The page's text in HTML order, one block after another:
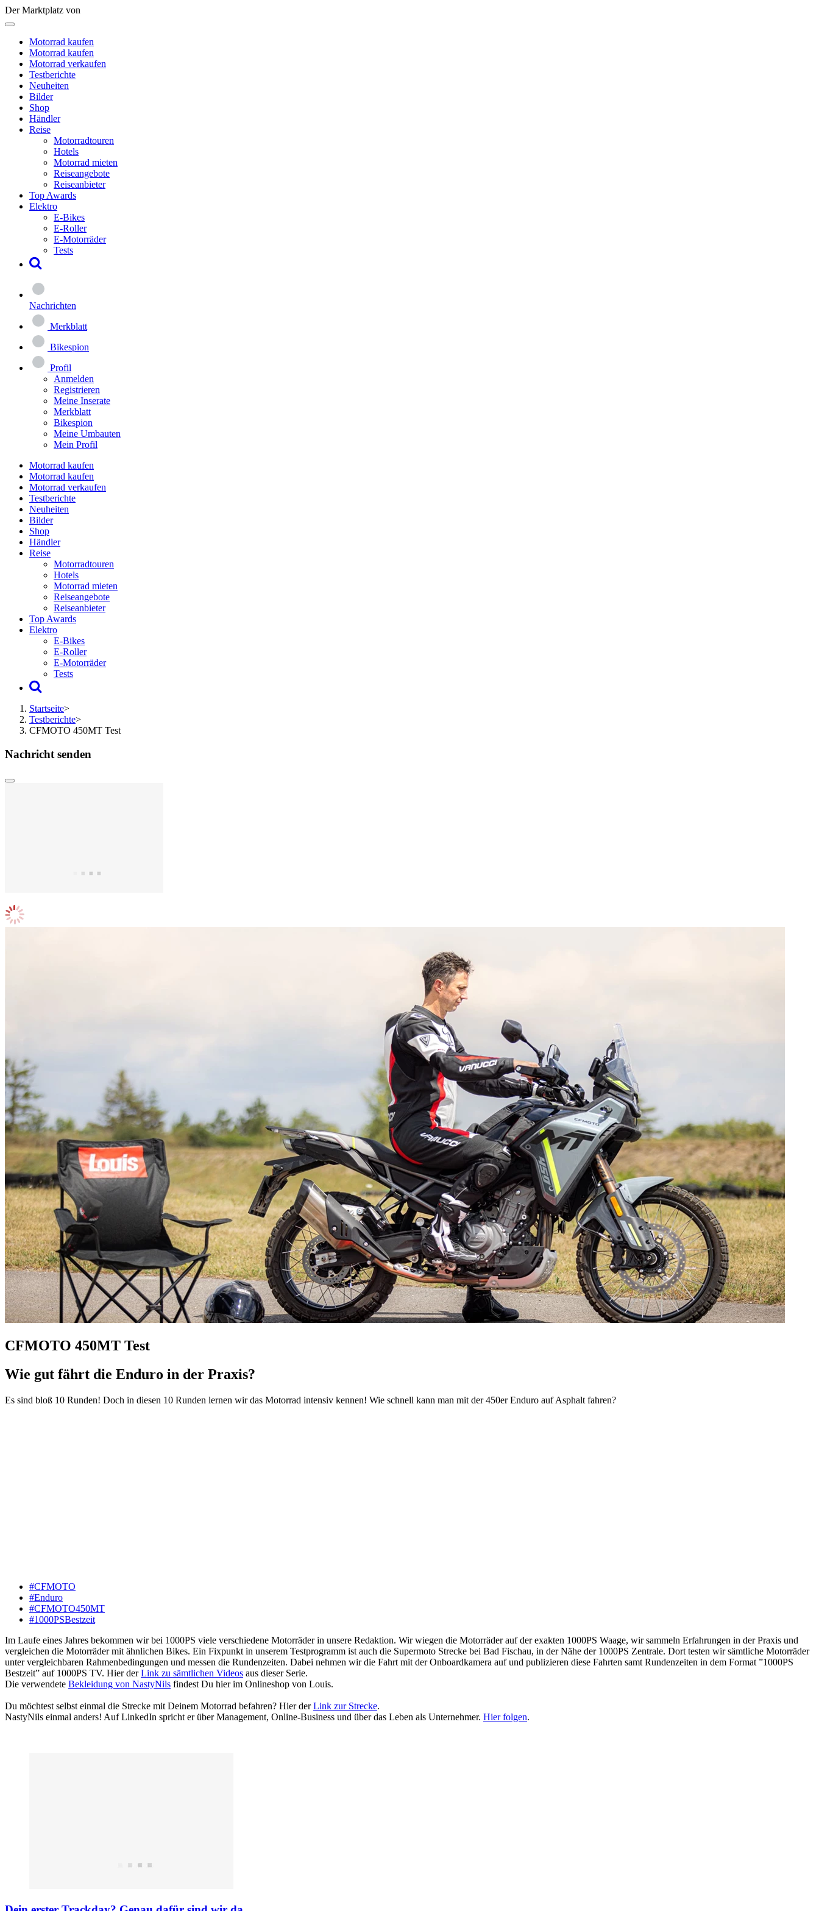
Der Marktplatz von
Motorrad kaufen
Motorrad kaufen
Motorrad verkaufen
Testberichte
Neuheiten
Bilder
Shop
Händler
Reise
Motorradtouren
Hotels
Motorrad mieten
Reiseangebote
Reiseanbieter
Top Awards
Elektro
E-Bikes
E-Roller
E-Motorräder
Tests
Nachrichten
Merkblatt
Bikespion
Profil
Anmelden
Registrieren
Meine Inserate
Merkblatt
Bikespion
Meine Umbauten
Mein Profil
Motorrad kaufen
Motorrad kaufen
Motorrad verkaufen
Testberichte
Neuheiten
Bilder
Shop
Händler
Reise
Motorradtouren
Hotels
Motorrad mieten
Reiseangebote
Reiseanbieter
Top Awards
Elektro
E-Bikes
E-Roller
E-Motorräder
Tests
Startseite>
Testberichte>
CFMOTO 450MT Test
Nachricht senden
CFMOTO 450MT Test
Wie gut fährt die Enduro in der Praxis?
Es sind bloß 10 Runden! Doch in diesen 10 Runden lernen wir das Motorrad intensiv kennen! Wie schnell kann man mit der 450er Enduro auf Asphalt fahren?
#CFMOTO
#Enduro
#CFMOTO450MT
#1000PSBestzeit
Im Laufe eines Jahres bekommen wir bei 1000PS viele verschiedene Motorräder in unsere Redaktion. Wir wiegen die Motorräder auf der exakten 1000PS Waage, wir sammeln Erfahrungen in der Praxis und
vergleichen die Motorräder mit ähnlichen Bikes. Ein Fixpunkt in unserem Testprogramm ist auch die Supermoto Strecke bei Bad Fischau, in der Nähe der 1000PS Zentrale. Dort testen wir sämtliche Motorräder
unter vergleichbaren Rahmenbedingungen und messen die Rundenzeiten. Dabei nehmen wir die Fahrt mit der Onboardkamera auf und publizieren diese Fahrten samt Rundenzeiten in dem Format ”1000PS
Bestzeit” auf 1000PS TV. Hier derLink zu sämtlichen Videos aus dieser Serie.
Die verwendete Bekleidung von NastyNils findest Du hier im Onlineshop von Louis.
Du möchtest selbst einmal die Strecke mit Deinem Motorrad befahren? Hier derLink zur Strecke.
NastyNils einmal anders! Auf LinkedIn spricht er über Management, Online-Business und über das Leben als Unternehmer. Hier folgen.